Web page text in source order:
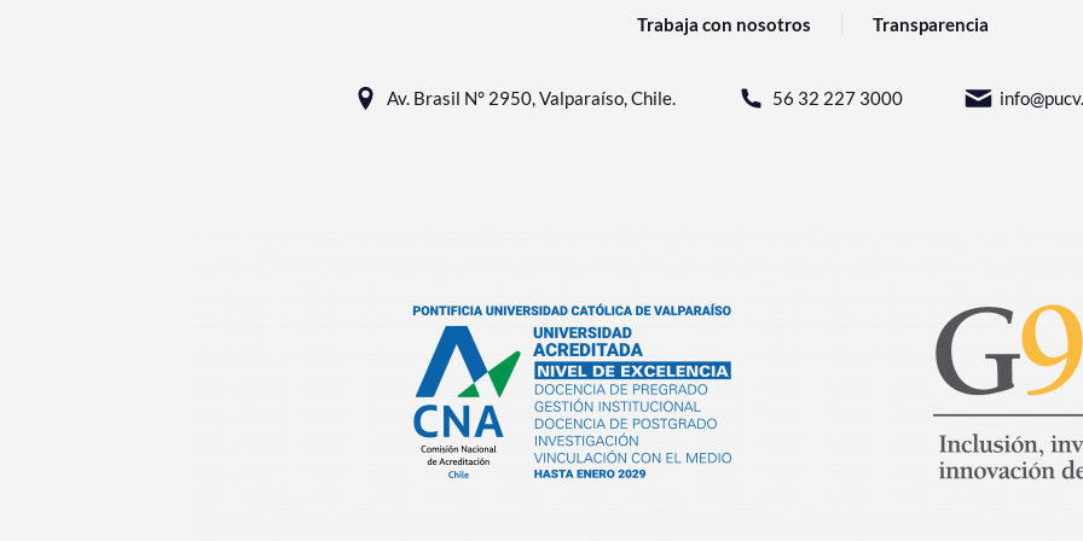
Trabaja con nosotros Transparencia
Av. Brasil N° 2950, Valparaíso, Chile. 56 32 227 3000